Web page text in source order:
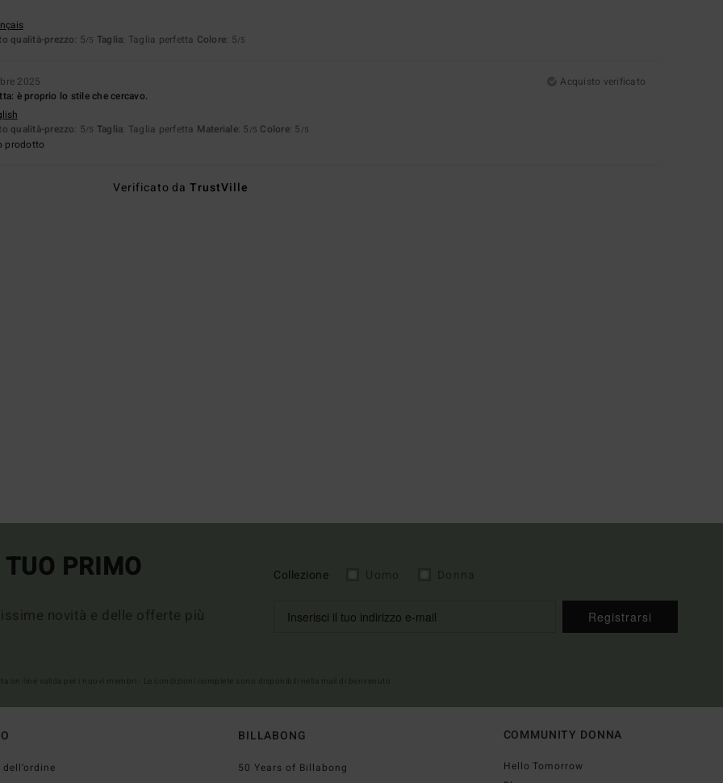
qualità-prezzo: 5/5 Taglia: Taglia perfetta Colore: 5/5
2025
Acquisto verificato
è proprio lo stile che cercavo.
qualità-prezzo: 5/5 Taglia: Taglia perfetta Materiale: 5 /5 Colore: 5 /5
prodotto
Verificato daTrustVille
PRIMO
novità e delle offerte più
Collezione
Registrarsi
BILLABONG
50 Years of Billabong
COMMUNITY DONNA
Hello Tomorrow